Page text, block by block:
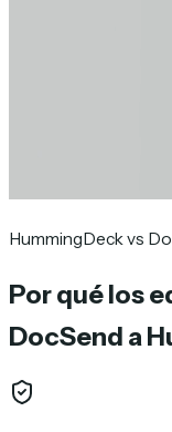
HummingDeck vs
Por qué los
DocSend a